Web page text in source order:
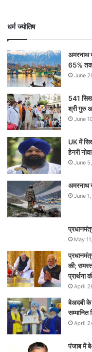
धर्म ज्योतिष
अमरनाथ
65% तक
June
541 सिख
श्री गुरु
June
UK में
हेनरी
June
अमरनाथ
June
May
की;
प्रार्थना
April
बेअदबी के
सम्मानित
April
पंजाब में